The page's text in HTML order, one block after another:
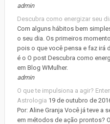
admin
Descubra como energizar seu
Com alguns hábitos bem
o seu dia. Os primeiros
pois o que você pensa e faz irá
é o O post Descubra como
em Blog WMulher.
admin
O que te impulsiona a agir?
Astrologia 19 de outubro de
Por: Aline Granja Você já teve a
em métodos de ação prontos?